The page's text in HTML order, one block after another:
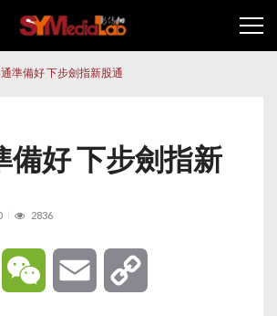
準備好 下步劍指新股通
備好 下步劍指新
2836
WhatsAppWeChat Email